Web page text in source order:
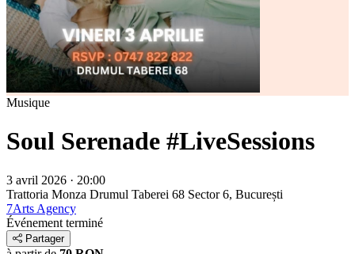
Musique
Soul Serenade #LiveSessions
3 avril 2026 · 20:00
Trattoria Monza Drumul Taberei 68 Sector 6, București
7Arts Agency
Événement terminé
Partager